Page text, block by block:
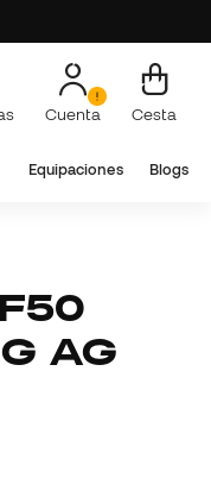
Cuenta Cesta
Equipaciones Blogs
AG